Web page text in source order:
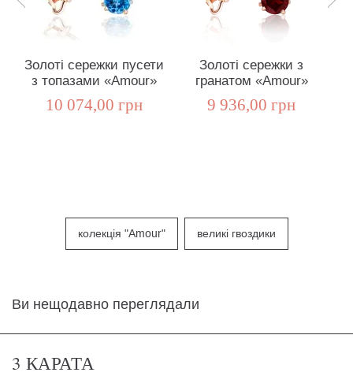
Золоті сережки пусети
з топазами «Amour»
10 074,00 грн
Золоті сережки з
гранатом «Amour»
9 936,00 грн
колекція "Amour" великі гвоздики
Ви нещодавно переглядали
3 КАРАТА